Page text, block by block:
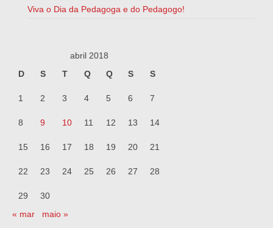
Viva o Dia da Pedagoga e do Pedagogo!
abril 2018
D
S T Q Q S S
1 2 3 4 5 6 7
8 9 10 11 12 13 14
15 16 17 18 19 20 21
22 23 24 25 26 27 28
29
30
« mar
maio »